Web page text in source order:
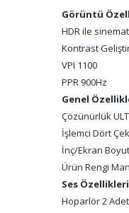
Görüntü
HDR ile
Kontrast
VPI 1100
PPR 900Hz
Genel
Çözünürlük
İşlemci Dört
İnç/Ekran
Ürün Rengi
Ses Özellikleri
Hoparlör 2